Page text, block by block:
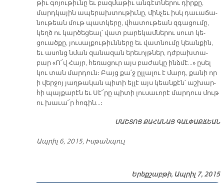
թիւ գո­յու­թիւ­նը եւ բազ­մա­թիւ ան­գէտ­նե­րու դիր­քը,
մարդ­կա­յին ա­պե­րախ­տու­թիւ­նը, մին­չեւ իսկ դա­ւա­ճա­
նու­թեան մութ պատ­կե­րը, վհա­տու­թեան զգա­ցու­մը,
կեղծ ու կար­ծե­ցեալ՝ վատ բա­րե­կամ­նե­րու սուտ կե­
ցուած­քը, յու­սալ­քու­թիւն­նե­րը եւ վատ­նու­մը կեան­քին,
եւ ա­սոնց նման զա­նա­զան ե­րե­ւոյթ­ներ, դժբախ­տա­
բար «Ո՜վ Հայր, հե­ռա­ցուր այս բա­ժա­կը ինձ­մէ…» ը­սել
կու տան մար­դուն։ Բայց քա՛ջ ըլ­լա­լու է մարդ, քա­նի որ
ի վեր­ջոյ յաղ­թա­կան պի­տի ել­լէ այս կեան­քէն՝ աշ­խար­
հի պայ­քա­րէն եւ Սէ՜­րը պի­տի լու­սա­ւո­րէ մար­դուս մութ
ու խա­ւա՜ր հո­գին…։
ՄԱՇ­ՏՈՑ ՔԱ­ՀԱ­ՆԱՅ ԳԱԼ­ՓԱՔ­ՃԵԱՆ
Ապ­րիլ 6, 2015, Իս­թան­պուլ
Երեքշաբթի, Ապրիլ 7, 2015